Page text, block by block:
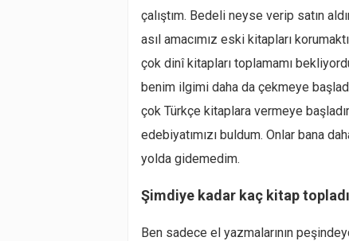
çalıştım. Bedeli neyse verip satın
asıl amacımız eski kitapları
çok dinî kitapları toplamamı
benim ilgimi daha da çekmeye
çok Türkçe kitaplara vermeye
edebiyatımızı buldum. Onlar bana
yolda gidemedim.
Şimdiye kadar kaç kitap
Ben sadece el yazmalarının